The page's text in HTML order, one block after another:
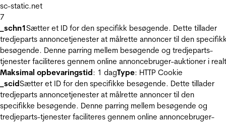
sc-static.net
7
_schn1Sætter et ID for den specifikk besøgende. Dette tillader
tredjeparts annoncetjenester at målrette annoncer til den
besøgende. Denne parring mellem besøgende og tredjeparts-
tjenester faciliteres gennem online annoncebruger-auktioner i
Maksimal opbevaringstid: 1 dagType: HTTP Cookie
_scidSætter et ID for den specifikke besøgende. Dette tillader
tredjeparts annoncetjenester at målrette annoncer til den
specifikke besøgende. Denne parring mellem besøgende og
tredjeparts-tjenester faciliteres gennem online annoncebruger-